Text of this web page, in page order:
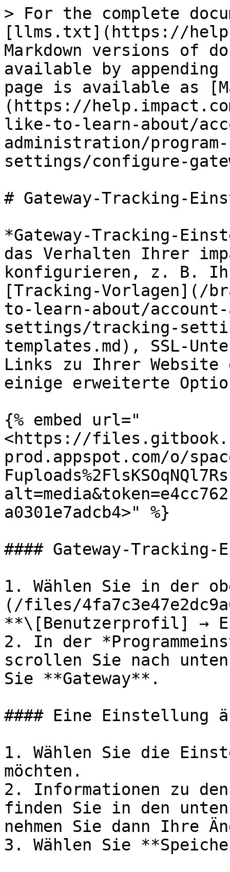
> For the complete
[llms.txt](https://
Markdown versions of
available by
page is available as
(https://
like-to-learn-about/
administration/
settings/configure-
# Gateway-Tracking-
*Gateway-Tracking-
das Verhalten Ihrer
konfigurieren, z. B.
[Tracking-Vorlagen](/
to-learn-about/
settings/tracking-
templates.md), SSL-
Links zu Ihrer Website
einige erweiterte
{% embed url="
<https://
prod.appspot.com/o/
a0301e7adcb4>" %}
#### Gateway-
1. Wählen Sie in der
(/files/
**\[Benutzerprofil] →
2. In der
scrollen Sie nach
Sie **Gateway**.
#### Eine Einstellung
1. Wählen Sie die
möchten.
2. Informationen zu
finden Sie in den
nehmen Sie dann Ihre
3. Wählen Sie